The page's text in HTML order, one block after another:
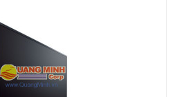
ảnh tự nhiên, cảnh chuyển động
Thưởng thức hình ảnh tuyệt đẹp
nghệ Clear Resolution Enhancer
nhanh không nhòe với
Ngoài ra, bạn còn có thểkết nối đến
nội dung lên màn hình TV lớn thông